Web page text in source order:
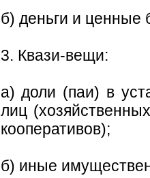
б) деньги и ценные
3. Квази-вещи:
а) доли (паи) в
лиц
кооперативов);
б) иные